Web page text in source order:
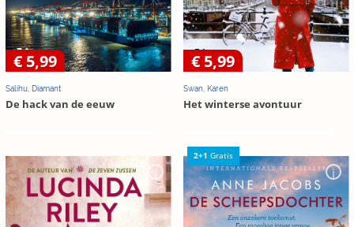
€ 5,99
Salihu, Diamant
De hack van de eeuw
€ 5,99
Swan, Karen
Het winterse avontuur
2+1 Gratis